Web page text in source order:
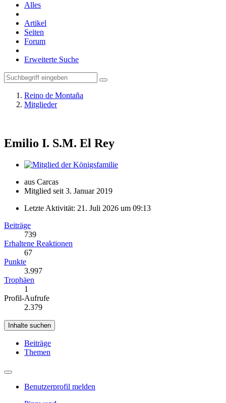
Alles
Artikel
Seiten
Forum
Erweiterte Suche
Reino de Montaña
Mitglieder
Emilio I. S.M. El Rey
aus Carcas
Mitglied seit 3. Januar 2019
Letzte Aktivität: 21. Juli 2026 um 09:13
Beiträge
739
Erhaltene Reaktionen
67
Punkte
3.997
Trophäen
1
Profil-Aufrufe
2.379
Inhalte suchen
Beiträge
Themen
Benutzerprofil melden